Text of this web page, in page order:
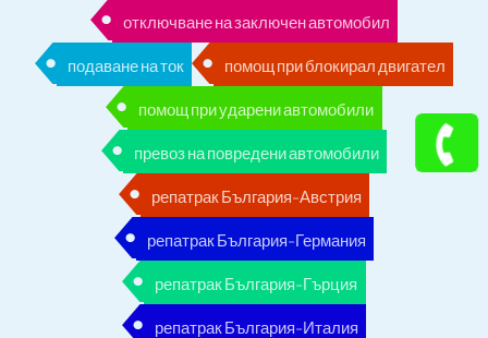
отключване на заключен автомобил
подаване на ток помощ при блокирал двигател
помощ при ударени автомобили
превоз на повредени автомобили
репатрак България-Австрия
репатрак България-Германия
репатрак България-Гърция
репатрак България-Италия